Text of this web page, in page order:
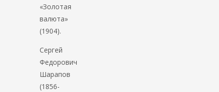
«Золотая
валюта»
(1904).
Сергей
Федорович
Шарапов
(1856-